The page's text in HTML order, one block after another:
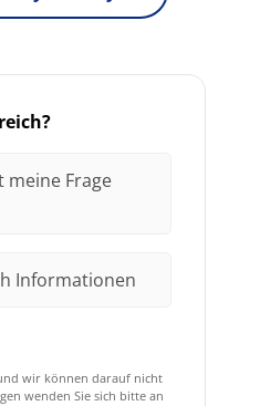
meine Frage
Informationen
wir können darauf nicht
wenden Sie sich bitte an